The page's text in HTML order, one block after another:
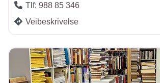
Tlf: 988 85 346
Veibeskrivelse